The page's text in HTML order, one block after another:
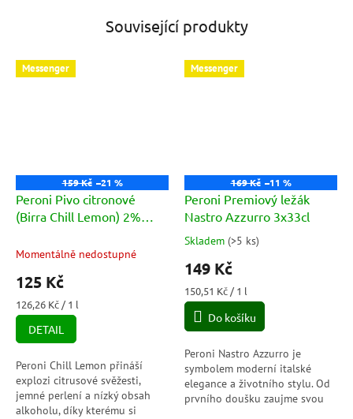
Související produkty
Messenger
159 Kč –21 %
Peroni Pivo citronové
(Birra Chill Lemon) 2%
Momentálně nedostupné
125 Kč
Měrná
cena:
126,26 Kč / 1 l
DETAIL
Peroni Chill Lemon přináší
explozi citrusové svěžesti,
jemné perlení a nízký obsah
alkoholu, díky kterému si
Messenger
169 Kč –11 %
Peroni Premiový ležák
Nastro Azzurro 3x33cl
Průměrné
hodnocení
produktu
je
5,0
5
hvězdiček.
Skladem (>5 ks)
149 Kč
Měrná
cena:
150,51 Kč / 1 l
Do košíku
Peroni Nastro Azzurro je
symbolem moderní italské
elegance a životního stylu. Od
prvního doušku zaujme svou